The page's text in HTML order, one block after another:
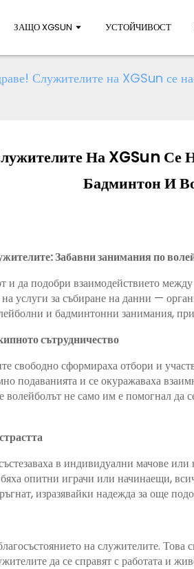
ЗАЩО XGSUN УСТОЙЧИВОСТ
Служителите на XGSun се
На XGSun
Бадминтон И
Забавни занимания по
и да подобри взаимодействието
услуги за събиране на данни —
и бадминтонни занимания,
сътрудничество
свободно сформираха отбори и
подаванията и се окуражаваха
не само им е помогнал да
в индивидуални мачове
опитни играчи или начинаещи,
изразявайки надежда за още
на служителите.
да се справят с работата и